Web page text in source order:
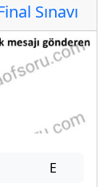
Sınavı
E